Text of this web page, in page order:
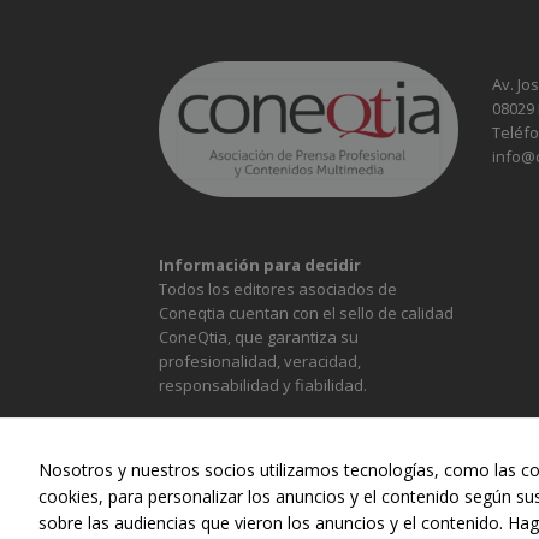
Información para decidir
Todos los editores asociados de
Coneqtia cuentan con el sello de calidad
ConeQtia, que garantiza su
profesionalidad, veracidad,
responsabilidad y fiabilidad.
Av.
ALIMENTACIÓN
Nosotros y nuestros socios utilizamos tecnologías, como las
cookies, para personalizar los anuncios y el contenido según
sobre las audiencias que vieron los anuncios y el contenido.